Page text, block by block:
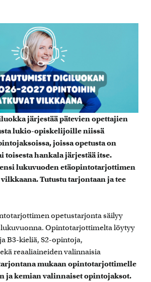
järjestää pätevien opettajien
lukio-opiskelijoille niissä
joissa opetusta on
toisesta hankala järjestää itse.
lukuvuoden etäopintotarjottimen
Tutustu tarjontaan ja tee
opetustarjonta säilyy
lukuvuonna. Opintotarjottimelta löytyy
B3-kieliä, S2-opintoja,
reaaliaineiden valinnaisia
mukaan opintotarjottimelle
ja kemian valinnaiset opintojaksot.